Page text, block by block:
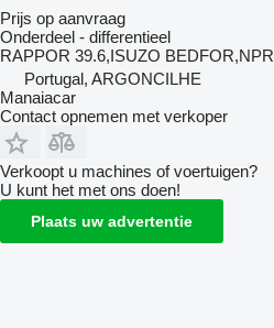
Prijs op aanvraag
Onderdeel - differentieel
RAPPOR 39.6,ISUZO BEDFOR,NPR
Portugal, ARGONCILHE
Manaiacar
Contact opnemen met verkoper
Verkoopt u machines of voertuigen?
U kunt het met ons doen!
Plaats uw advertentie